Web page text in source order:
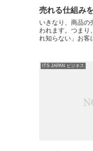
売れる仕組み
いきなり、商品の
われます。つまり
れ知らない」お客
段」を作ってあげ
ITS JAPAN ビジネス